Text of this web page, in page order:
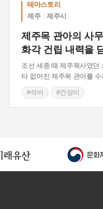
테마스토리
제주
제주시
제주목 관아의 사
화각 건립 내력을
조선 세종 때 제주목사였던
타 없어진 제주목 관아를 수
#석비 #건성비
#제주 가볼만한곳